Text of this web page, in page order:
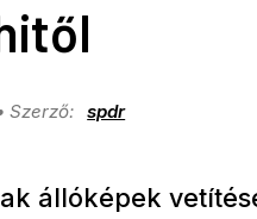
spdr
állóképek